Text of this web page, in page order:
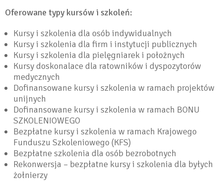
Oferowane typy kursów i szkoleń:
Kursy i szkolenia dla osób indywidualnych
Kursy i szkolenia dla firm i instytucji publicznych
Kursy i szkolenia dla pielęgniarek i położnych
Kursy doskonalace dla ratowników i dyspozytorów
medycznych
Dofinansowane kursy i szkolenia w ramach projektów
unijnych
Dofinansowane kursy i szkolenia w ramach BONU
SZKOLENIOWEGO
Bezpłatne kursy i szkolenia w ramach Krajowego
Funduszu Szkoleniowego (KFS)
Bezpłatne szkolenia dla osób bezrobotnych
Rekonwersja – bezpłatne kursy i szkolenia dla byłych
żołnierzy